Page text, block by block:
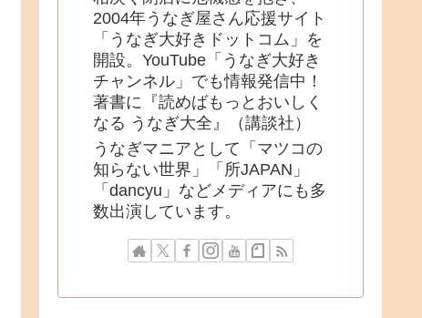
2004年うなぎ屋さん応援サイト
「うなぎ大好きドットコム」を
開設。YouTube「うなぎ大好き
チャンネル」でも情報発信中！
著書に『読めばもっとおいしく
なる うなぎ大全』（講談社）
うなぎマニアとして「マツコの
知らない世界」「所JAPAN」
「dancyu」などメディアにも多
数出演しています。